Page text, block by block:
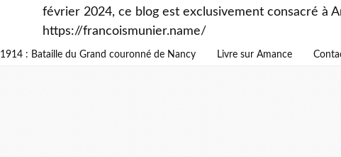
février 2024, ce blog est exclusivement consacré à
https://francoismunier.name/
1914 : Bataille du Grand couronné de Nancy Livre sur Amance